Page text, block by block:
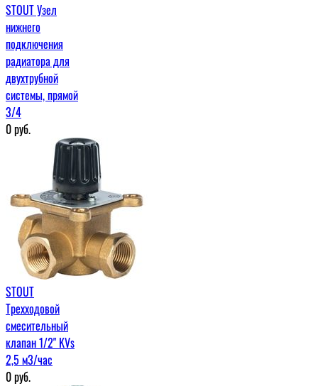
STOUT Узел
нижнего
подключения
радиатора для
двухтрубной
системы, прямой
3/4
0руб.
STOUT
Трехходовой
смесительный
клапан 1/2" KVs
2,5 м3/час
0руб.